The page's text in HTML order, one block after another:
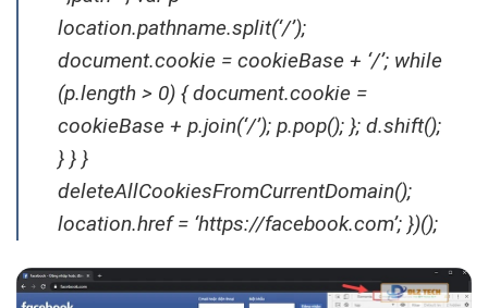
location.pathname.split(‘/’);
document.cookie = cookieBase + ‘/’; while
(p.length > 0) { document.cookie =
cookieBase + p.join(‘/’); p.pop(); }; d.shift();
} } }
deleteAllCookiesFromCurrentDomain();
location.href = ‘https://facebook.com’; })();